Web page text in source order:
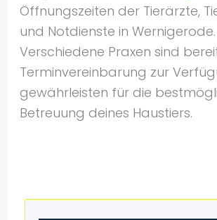
Öffnungszeiten der Tierärzte,
und Notdienste in Wernigerode.
Verschiedene Praxen sind
Terminvereinbarung zur
gewährleisten für die
Betreuung deines Haustiers.